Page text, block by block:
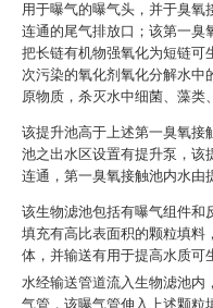
用于曝气的曝气头，并于臭氧
连通的尾气排放口；该第一臭
把长链有机物强氧化为短链可
次污染的氧化剂氧化分解水中
原物质，杀灭水中细菌、藻类
该提升池高于上述第一臭氧接
池之出水区设置有提升泵，该
连通，第一臭氧接触池内水由
该生物滤池包括有曝气组件和
填充有高比表面积的颗粒填料
体，并输送有用于提高水质可
水经输送管道流入生物滤池内
气管，该曝气管伸入上述颗粒